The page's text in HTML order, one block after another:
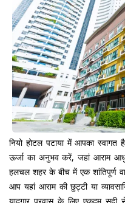
नियो होटल पटाया में आपका
ऊर्जा का अनुभव करें, जहां आराम
हलचल शहर के बीच में एक शांतिपूर्ण
आप यहां आराम की छुट्टी या